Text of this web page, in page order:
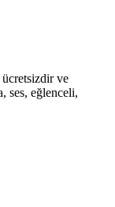
ve
ses, eğlenceli,